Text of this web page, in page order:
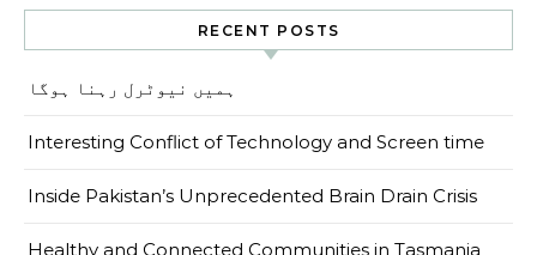
RECENT POSTS
ہمیں نیوٹرل رہنا ہوگا
Interesting Conflict of Technology and Screen time
Inside Pakistan’s Unprecedented Brain Drain Crisis
Healthy and Connected Communities in Tasmania